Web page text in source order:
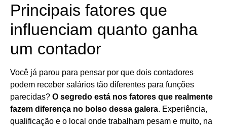
Principais fatores que
influenciam quanto ganha
um contador
Você já parou para pensar por que dois contadores
podem receber salários tão diferentes para funções
parecidas? O segredo está nos fatores que realmente
fazem diferença no bolso dessa galera. Experiência,
qualificação e o local onde trabalham pesam e muito, na